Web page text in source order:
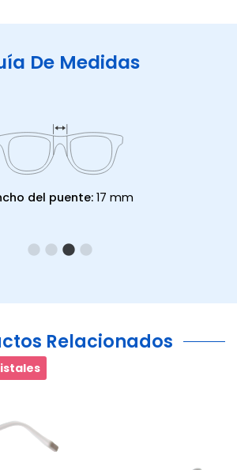
De Medidas
del puente: 17 mm
Relacionados